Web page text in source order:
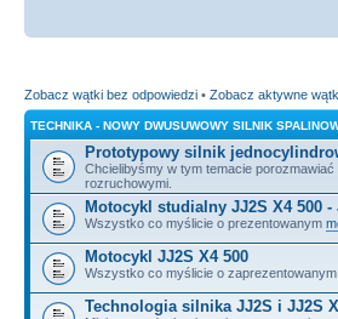
Zobacz wątki bez odpowiedzi • Zobacz aktywne
TECHNIKA - NOWY DWUSUWOWY SILNIK
Prototypowy silnik
Chcielibyśmy w tym temacie
rozruchowymi.
Motocykl studialny JJ2S X4 500 -
Wszystko co myślicie o prezentowanym
Motocykl JJ2S X4 500
Wszystko co myślicie o
Technologia silnika JJ2S i JJ2S